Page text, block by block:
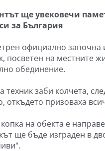
ще увековечи
за България
официално започна
посветен на местните
обединение.
техник заби колчета,
откъдето призоваха
на обекта е
ще бъде изграден в